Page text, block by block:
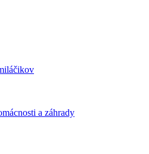
a záhrady